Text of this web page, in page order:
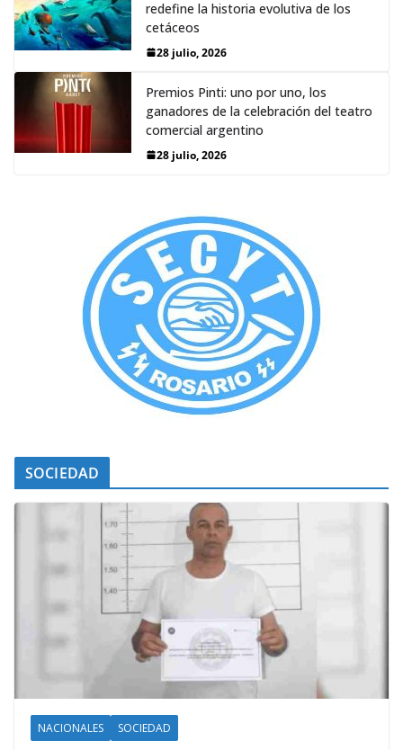
redefine la historia evolutiva de los
cetáceos
28 julio, 2026
Premios Pinti: uno por uno, los
ganadores de la celebración del teatro
comercial argentino
28 julio, 2026
SOCIEDAD
NACIONALES SOCIEDAD